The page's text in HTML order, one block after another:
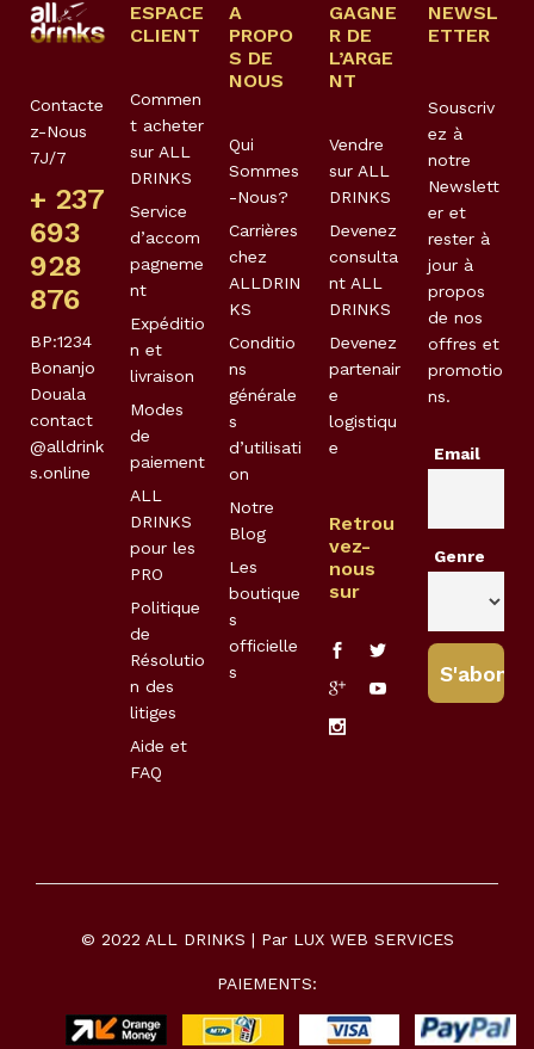
Contacte
z-Nous
7J/7
+ 237
693
928
876
BP:1234
Bonanjo
Douala
contact
@alldrink
s.online
ESPACE
CLIENT
Commen
t acheter
sur ALL
DRINKS
Service
d’accom
pagneme
nt
Expéditio
n et
livraison
Modes
de
paiement
ALL
DRINKS
pour les
PRO
Politique
de
Résolutio
n des
litiges
Aide et
FAQ
A
PROPO
S DE
NOUS
Qui
Sommes
-Nous?
Carrières
chez
ALLDRIN
KS
Conditio
ns
générale
s
d’utilisati
on
Notre
Blog
Les
boutique
s
officielle
s
GAGNE
R DE
L’ARGE
NT
Vendre
sur ALL
DRINKS
Devenez
consulta
nt ALL
DRINKS
Devenez
partenair
e
logistiqu
e
Retrou
vez-
nous
sur
NEWSL
ETTER
Souscriv
ez à
notre
Newslett
er et
rester à
jour à
propos
de nos
offres et
promotio
ns.
Email
Genre
© 2022 ALL DRINKS | Par LUX WEB SERVICES
PAIEMENTS: